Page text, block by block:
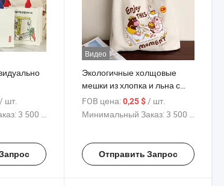
/ шт.
3 500 Куски
Видео
Экологичные холщовые
мешки из хлопка и льна с
завязками, упаковка,
индивидуальный логотип,
FOB цена: 0,25 $/ шт.
Минимальный Заказ:3 500 Куски
Отправить Запрос